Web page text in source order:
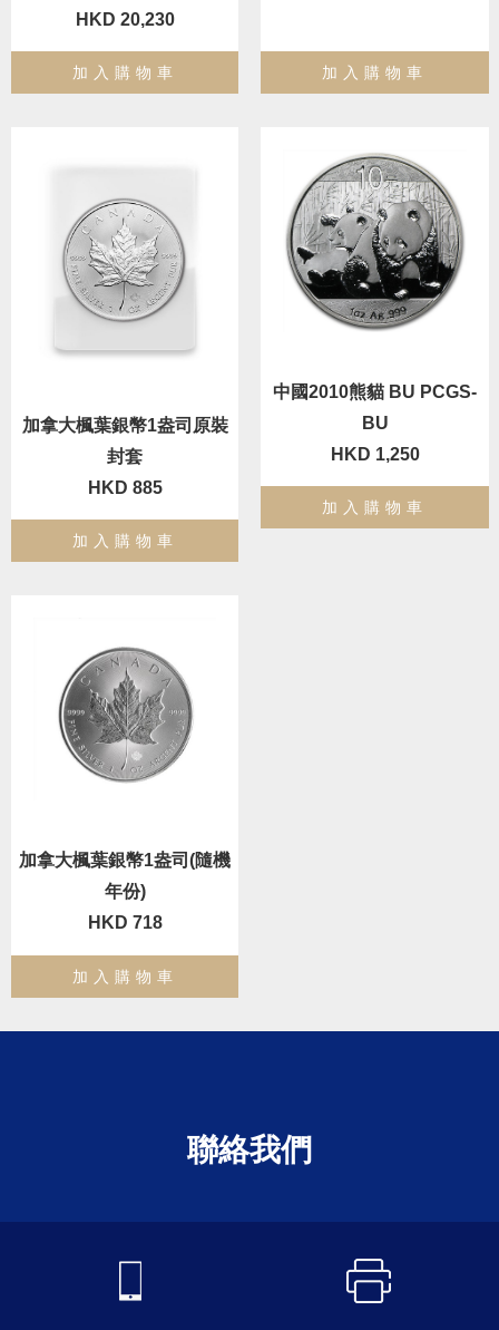
HKD 20,230
加入購物車 加入購物車
加拿大楓葉銀幣1盎司原裝
封套
HKD 885
加入購物車
中國2010熊貓 BU PCGS-
BU
HKD 1,250
加入購物車
加拿大楓葉銀幣1盎司(隨機
年份)
HKD 718
加入購物車
聯絡我們